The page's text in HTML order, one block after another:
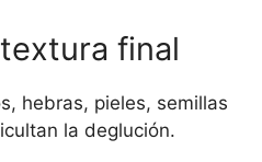
final
hebras, pieles, semillas
la deglución.